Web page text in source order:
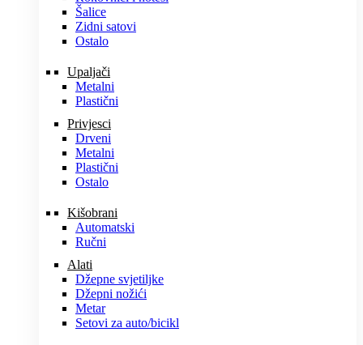
Šalice
Zidni satovi
Ostalo
Upaljači
Metalni
Plastični
Privjesci
Drveni
Metalni
Plastični
Ostalo
Kišobrani
Automatski
Ručni
Alati
Džepne svjetiljke
Džepni nožići
Metar
Setovi za auto/bicikl